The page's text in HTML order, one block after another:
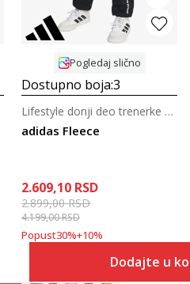
Pogledaj slično
Dostupno boja:3
adidas Fleece
Lifestyle donji deo trenerke za tinejdžere
2.609,10 RSD
2.899,00RSD
4.199,00RSD
Popust30%+10%
Dodajte u